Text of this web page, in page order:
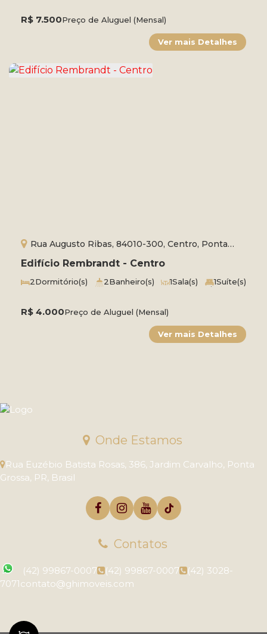
R$ 7.500Preço de Aluguel (Mensal)
Edifício Rembrandt - Centro
R$ 4.000Preço de Aluguel (Mensal)
Rua Augusto Ribas, 84010-300, Centro, Ponta
Grossa, Paraná, Brasil
2Dormitório(s) 2Banheiro(s) 1Sala(s) 1Suíte(s)
Onde Estamos
Rua Euzébio Batista Rosas, 386, Jardim Carvalho, Ponta
Grossa, PR, Brasil
Contatos
(42) 99867-0007 (42) 99867-0007
(42) 3028-
7071contato@ghimoveis.com